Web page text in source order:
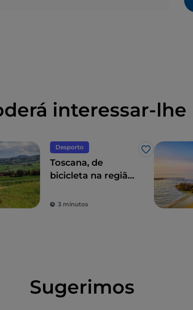
interessar-lhe
Desporto
Gosto
Toscana, de
bicicleta na região
vinhos e águas
3 minutos
Sugerimos